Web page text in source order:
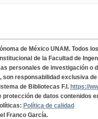
de México UNAM. Todos
de la Facultad de
personales de investigación o
son responsabilidad exclusiva
de Bibliotecas F.I. https://
protección de datos contenidos
Política de calidad
Franco García.